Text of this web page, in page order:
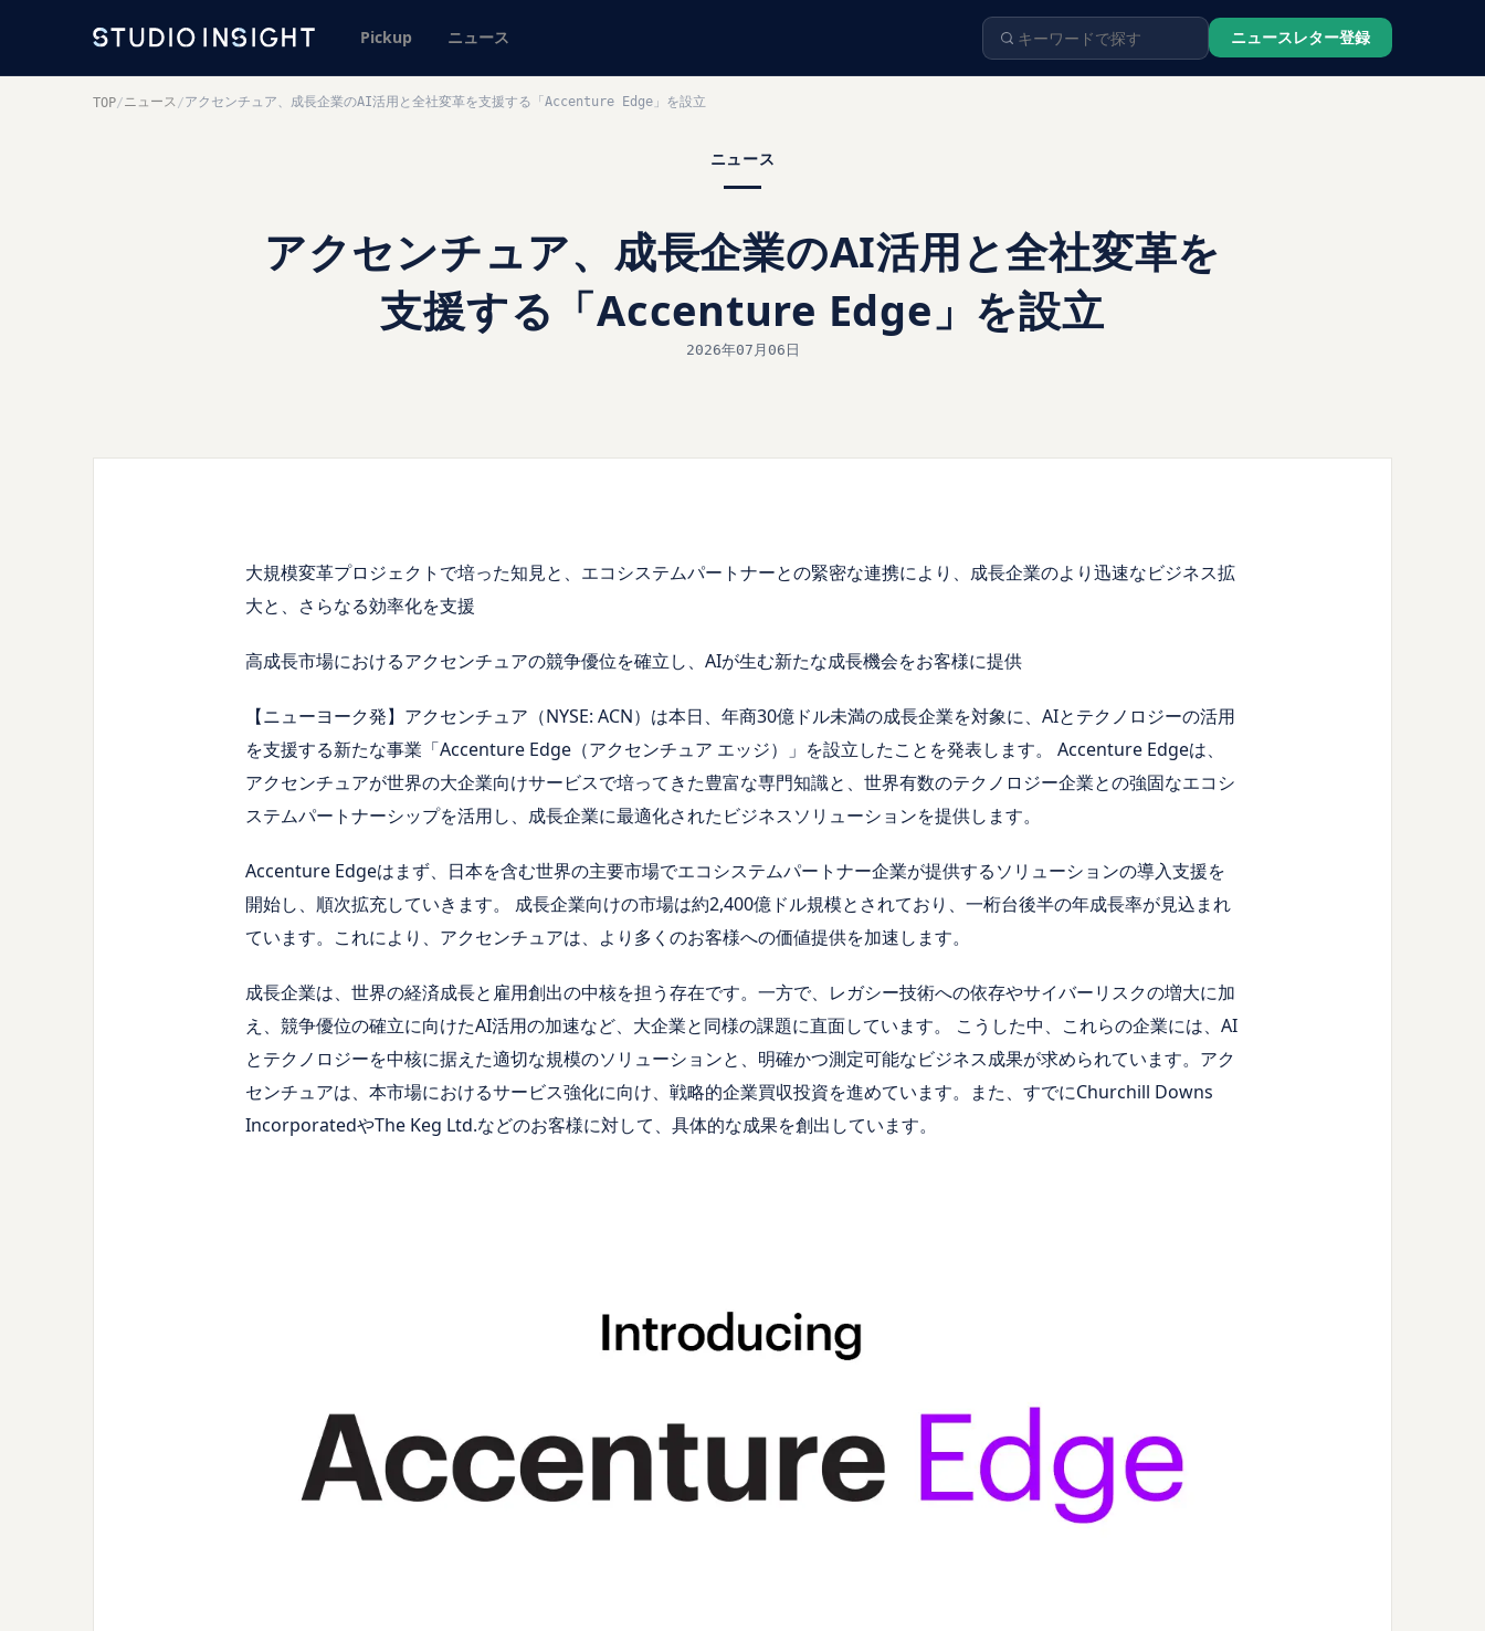
Pickup ニュース ニュースレター登録
TOP/ニュース /アクセンチュア、成長企業のAI活用と全社変革を支援する「Accenture Edge」を設立
ニュース
アクセンチュア、成長企業のAI活用と全社変革を
支援する「Accenture Edge」を設立
2026年07月06日
大規模変革プロジェクトで培った知見と、エコシステムパートナーとの緊密な連携により、成長企業のより迅速なビジネス拡
大と、さらなる効率化を支援
高成長市場におけるアクセンチュアの競争優位を確立し、AIが生む新たな成長機会をお客様に提供
【ニューヨーク発】アクセンチュア（NYSE: ACN）は本日、年商30億ドル未満の成長企業を対象に、AIとテクノロジーの活用
を支援する新たな事業「Accenture Edge（アクセンチュア エッジ）」を設立したことを発表します。 Accenture Edgeは、
アクセンチュアが世界の大企業向けサービスで培ってきた豊富な専門知識と、世界有数のテクノロジー企業との強固なエコシ
ステムパートナーシップを活用し、成長企業に最適化されたビジネスソリューションを提供します。
Accenture Edgeはまず、日本を含む世界の主要市場でエコシステムパートナー企業が提供するソリューションの導入支援を
開始し、順次拡充していきます。 成長企業向けの市場は約2,400億ドル規模とされており、一桁台後半の年成長率が見込まれ
ています。これにより、アクセンチュアは、より多くのお客様への価値提供を加速します。
成長企業は、世界の経済成長と雇用創出の中核を担う存在です。一方で、レガシー技術への依存やサイバーリスクの増大に加
え、競争優位の確立に向けたAI活用の加速など、大企業と同様の課題に直面しています。 こうした中、これらの企業には、AI
とテクノロジーを中核に据えた適切な規模のソリューションと、明確かつ測定可能なビジネス成果が求められています。アク
センチュアは、本市場におけるサービス強化に向け、戦略的企業買収投資を進めています。また、すでにChurchill Downs
IncorporatedやThe Keg Ltd.などのお客様に対して、具体的な成果を創出しています。